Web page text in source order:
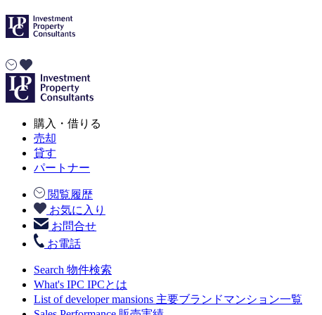
購入・借りる
売却
貸す
パートナー
閲覧履歴
お気に入り
お問合せ
お電話
Search 物件検索
What's IPC IPCとは
List of developer mansions 主要ブランドマンション一覧